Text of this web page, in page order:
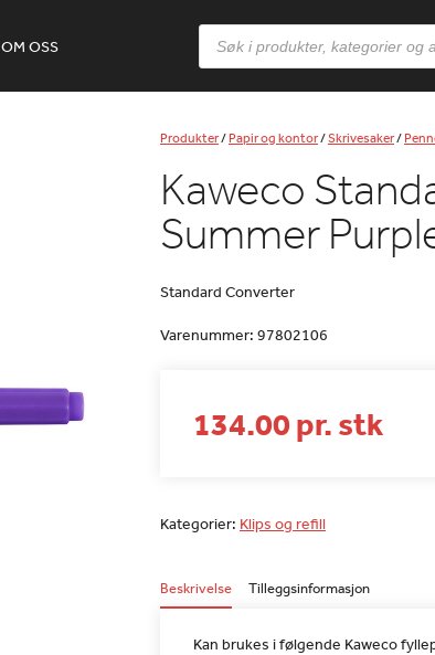
OM OSS
Products
search
Produkter/Papir og kontor/Skrivesaker/
Kaweco
Summer
Standard Converter
Varenummer: 97802106
134.00 pr. stk
Kategorier: Klips og refill
Beskrivelse Tilleggsinformasjon
Kan brukes i følgende Kaweco